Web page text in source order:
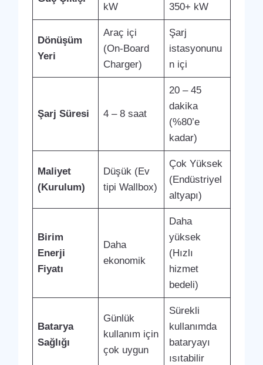
kW 350+ kW
Dönüşüm
Yeri
Araç içi
(On-Board
Charger)
Şarj
istasyonunu
n içi
Şarj Süresi 4 – 8 saat
20 – 45
dakika
(%80’e
kadar)
Maliyet
(Kurulum)
Düşük (Ev
tipi Wallbox)
Çok Yüksek
(Endüstriyel
altyapı)
Birim
Enerji
Fiyatı
Daha
ekonomik
Daha
yüksek
(Hızlı
hizmet
bedeli)
Batarya
Sağlığı
Günlük
kullanım için
çok uygun
Sürekli
kullanımda
bataryayı
ısıtabilir